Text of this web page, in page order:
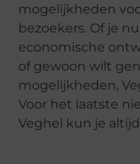
mogelijkheden
bezoekers. Of je
economische
of gewoon wilt
mogelijkheden,
Voor het laatste
Veghel kun je